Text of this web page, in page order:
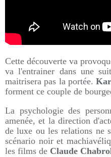
Cette découverte va
va l'entrainer dans une
maitrisera pas la portée.
forment ce couple de
La psychologie des
amenée, et la direction
de luxe ou les relations ne
scénario noir et
les films de Claude